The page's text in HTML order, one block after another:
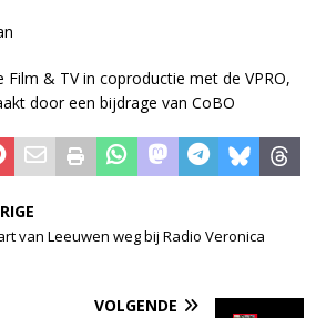
Film & TV in coproductie met de VPRO,
door een bijdrage van CoBO
van Leeuwen weg bij Radio Veronica
VOLGENDE